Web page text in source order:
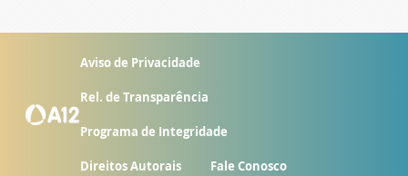
Aviso de Privacidade
Rel. de Transparência
Programa de Integridade
Direitos Autorais Fale Conosco